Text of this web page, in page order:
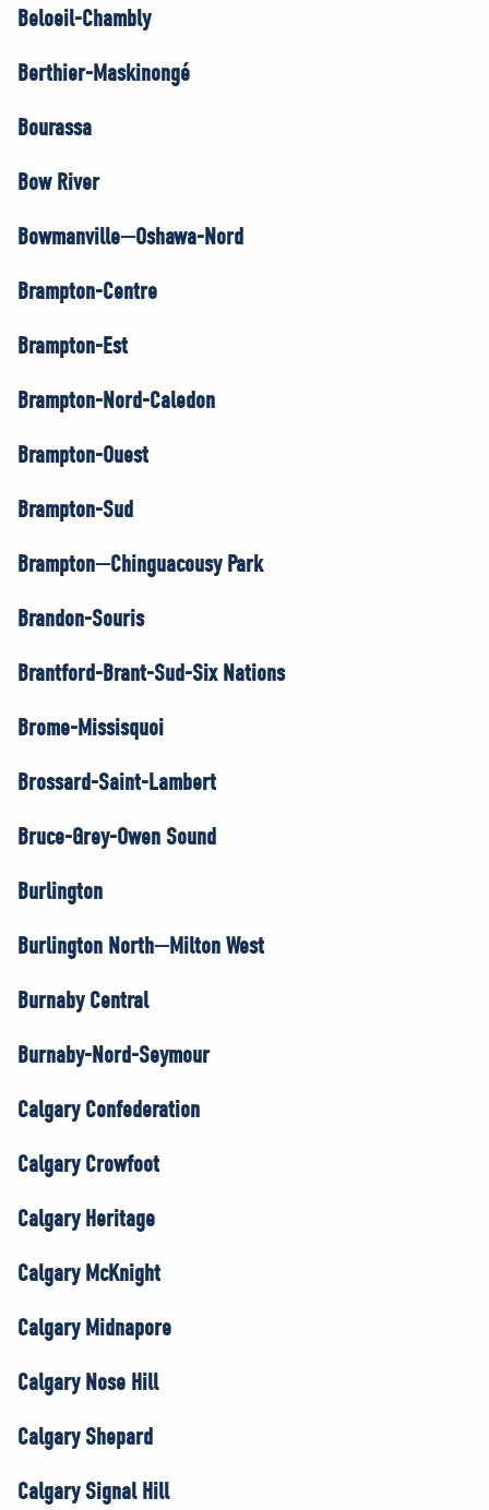
Beloeil-Chambly
Berthier-Maskinongé
Bourassa
Bow River
Bowmanville—Oshawa-Nord
Brampton-Centre
Brampton-Est
Brampton-Nord-Caledon
Brampton-Ouest
Brampton-Sud
Brampton—Chinguacousy Park
Brandon-Souris
Brantford-Brant-Sud-Six Nations
Brome-Missisquoi
Brossard-Saint-Lambert
Bruce-Grey-Owen Sound
Burlington
Burlington North—Milton West
Burnaby Central
Burnaby-Nord-Seymour
Calgary Confederation
Calgary Crowfoot
Calgary Heritage
Calgary McKnight
Calgary Midnapore
Calgary Nose Hill
Calgary Shepard
Calgary Signal Hill